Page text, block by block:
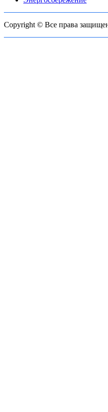
Copyright © Все права